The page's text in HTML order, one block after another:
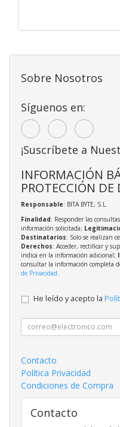
Sobre Nosotros
Síguenos en:
¡Suscríbete a
INFORMACIÓN
PROTECCIÓN DE
Responsable: BITA BYTE, S.L.
Finalidad: Responder las
información solicitada;
Destinatarios: Solo se realizan
Derechos: Acceder, rectificar y
indica en la información adicional;
consultar la información completa
de Privacidad
He leído y acepto la
Contacto
Política Privacidad
Condiciones de Compra
Contacto